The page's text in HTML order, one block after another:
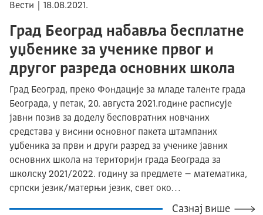
Вести | 18.08.2021.
Град Београд набавља бесплатне
уџбенике за ученике првог и
другог разреда основних школа
Град Београд, преко Фондације за младе таленте града
Београда, у петак, 20. августа 2021.године расписује
јавни позив за доделу бесповратних новчаних
средстава у висини основног пакета штампаних
уџбеника за први и други разред за ученике јавних
основних школа на територији града Београда за
школску 2021/2022. годину за предмете – математика,
српски језик/матерњи језик, свет око…
Сазнај више